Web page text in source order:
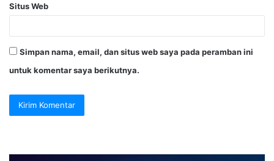
Situs Web
Simpan nama, email, dan situs web saya pada peramban ini
untuk komentar saya berikutnya.